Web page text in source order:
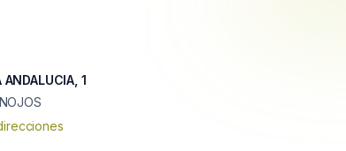
ANDALUCIA, 1